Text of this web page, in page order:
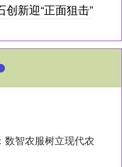
新迎“正面狙击”
数智农服树立现代农